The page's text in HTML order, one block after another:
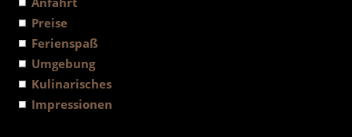
Preise
Ferienspaß
Umgebung
Kulinarisches
Impressionen